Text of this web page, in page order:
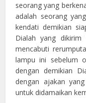
seorang yang
adalah seorang
kendati demikian
Dialah yang dikirim
mencabuti
lampu ini sebelum
dengan demikian
dengan ajakan
untuk didamaikan